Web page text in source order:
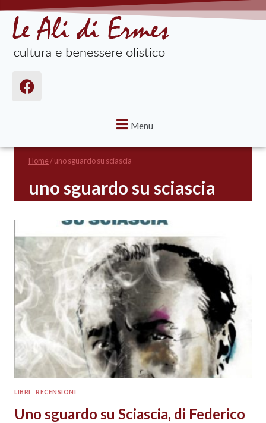
Menu
Home/uno sguardo su sciascia
uno sguardo su sciascia
LIBRI |RECENSIONI
Uno sguardo su Sciascia, di Federico